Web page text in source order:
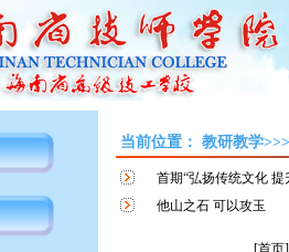
当前位置： 教研教学
首期“弘扬传统文化
他山之石 可以攻玉
[首页]